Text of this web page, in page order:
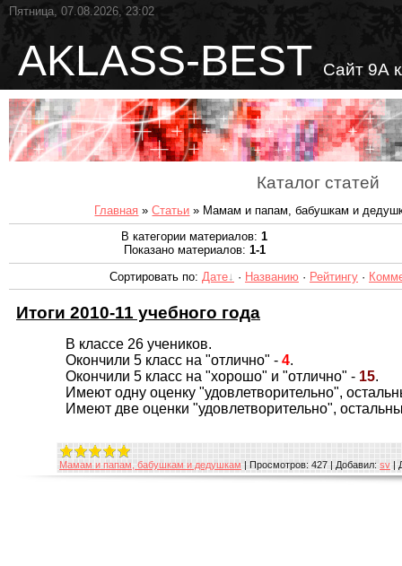
Пятница, 07.08.2026, 23:02
AKLASS-BEST Сайт 9А
Каталог статей
Главная »Статьи » Мамам и папам, бабушкам и
В категории материалов:1
Показано материалов: 1-1
Сортировать по: Дате · Названию · Рейтингу ·
Итоги 2010-11 учебного года
В классе 26 учеников.
Окончили 5 класс на "отлично" - 4.
Окончили 5 класс на "хорошо" и "отлично" - 15.
Имеют одну оценку "удовлетворительно",
Имеют две оценки "удовлетворительно",
Мамам и папам, бабушкам и дедушкам | Просмотров: 427 | Добавил: sv |